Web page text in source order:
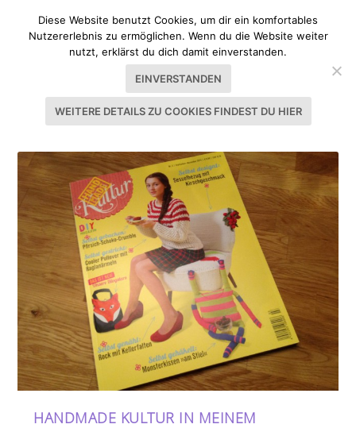
SCHLAGWORT:HOBBY
HANDMADE KULTUR IN MEINEM
Diese Website benutzt Cookies, um dir ein komfortables
Nutzererlebnis zu ermöglichen. Wenn du die Website weiter
nutzt, erklärst du dich damit einverstanden.
EINVERSTANDEN
WEITERE DETAILS ZU COOKIES FINDEST DU HIER